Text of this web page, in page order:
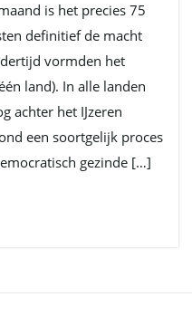
is het precies 75
definitief de macht
vormden het
land). In alle landen
achter het IJzeren
een soortgelijk proces
gezinde […]